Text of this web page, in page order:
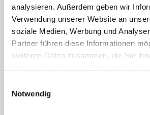
analysieren. Außerdem geben wir
Verwendung unserer Website an
soziale Medien, Werbung und
Partner führen diese Informationen
weiteren Daten zusammen, die Sie
Notwendig